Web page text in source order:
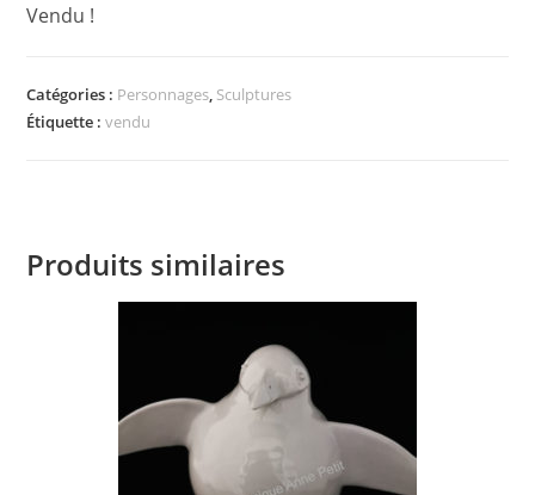
Vendu !
Catégories : Personnages, Sculptures
Étiquette :vendu
Produits similaires